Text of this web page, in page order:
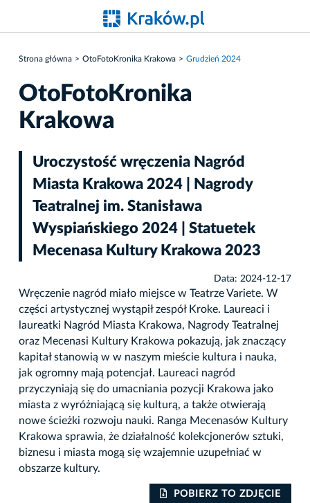
Strona główna OtoFotoKronika Krakowa Grudzień 2024
OtoFotoKronika
Krakowa
Uroczystość wręczenia Nagród
Miasta Krakowa 2024 | Nagrody
Teatralnej im. Stanisława
Wyspiańskiego 2024 | Statuetek
Mecenasa Kultury Krakowa 2023
Data: 2024-12-17
Wręczenie nagród miało miejsce w Teatrze Variete. W
części artystycznej wystąpił zespół Kroke. Laureaci i
laureatki Nagród Miasta Krakowa, Nagrody Teatralnej
oraz Mecenasi Kultury Krakowa pokazują, jak znaczący
kapitał stanowią w w naszym mieście kultura i nauka,
jak ogromny mają potencjał. Laureaci nagród
przyczyniają się do umacniania pozycji Krakowa jako
miasta z wyróżniającą się kulturą, a także otwierają
nowe ścieżki rozwoju nauki. Ranga Mecenasów Kultury
Krakowa sprawia, że działalność kolekcjonerów sztuki,
biznesu i miasta mogą się wzajemnie uzupełniać w
obszarze kultury.
POBIERZ TO ZDJĘCIE